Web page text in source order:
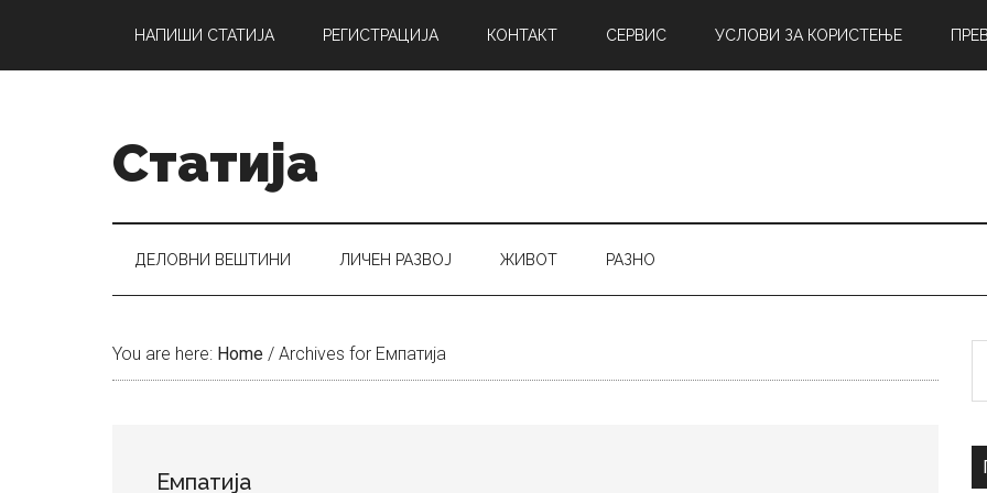
main
secondary
primary
НАПИШИ СТАТИЈА РЕГИСТРАЦИЈА КОНТАКТ СЕРВИС УСЛОВИ ЗА КОРИСТЕЊЕ
Статија
ДЕЛОВНИ ВЕШТИНИ ЛИЧЕН РАЗВОЈ ЖИВОТ РАЗНО
You are here: Home / Archives for Емпатија
Емпатија